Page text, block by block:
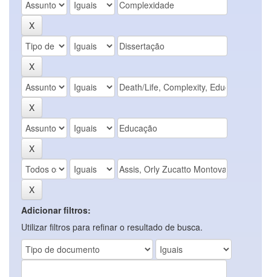
Adicionar filtros:
Utilizar filtros para refinar o resultado de busca.